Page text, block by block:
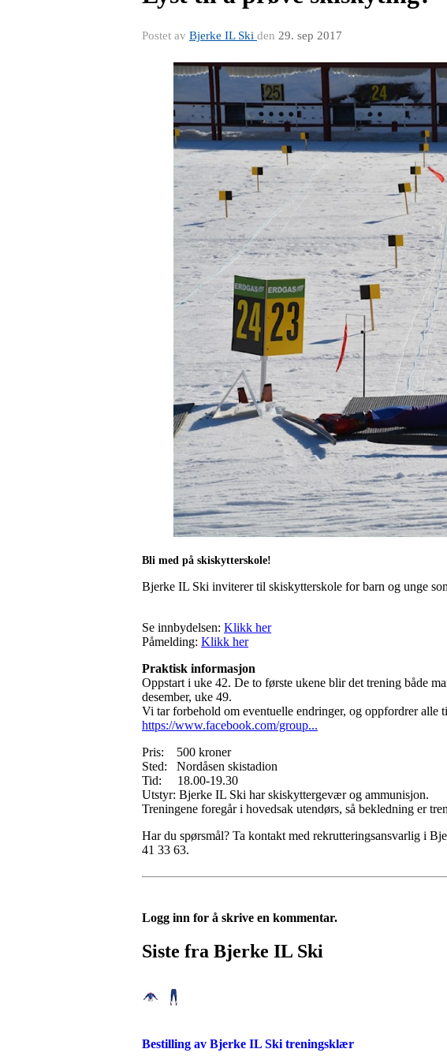
Postet av Bjerke IL Ski den 29. sep 2017
Bli med på skiskytterskole!
Bjerke IL Ski inviterer til skiskytterskole for barn og unge
Se innbydelsen: Klikk her
Påmelding: Klikk her
Praktisk informasjon
Oppstart i uke 42. De to første ukene blir det trening både
desember, uke 49.
Vi tar forbehold om eventuelle endringer, og oppfordrer
https://www.facebook.com/group...
Pris: 500 kroner
Sted: Nordåsen skistadion
Tid: 18.00-19.30
Utstyr: Bjerke IL Ski har skiskyttergevær og ammunisjon.
Treningene foregår i hovedsak utendørs, så bekledning er
Har du spørsmål? Ta kontakt med rekrutteringsansvarlig i
41 33 63.
Logg inn for å skrive en kommentar.
Siste fra Bjerke IL Ski
Bestilling av Bjerke IL Ski treningsklær